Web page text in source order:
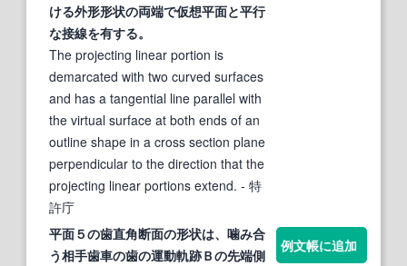
ける外形形状の両端で仮想平面と平行
な接線を有する。
The projecting linear portion is
demarcated with two curved surfaces
and has a tangential line parallel with
the virtual surface at both ends of an
outline shape in a cross section plane
perpendicular to the direction that the
projecting linear portions extend. - 特
許庁
平面５の歯直角断面の形状は、噛み合
う相手歯車の歯の運動軌跡Ｂの先端側
例文帳に追加